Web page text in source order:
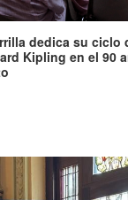
dedica su ciclo
Kipling en el 90